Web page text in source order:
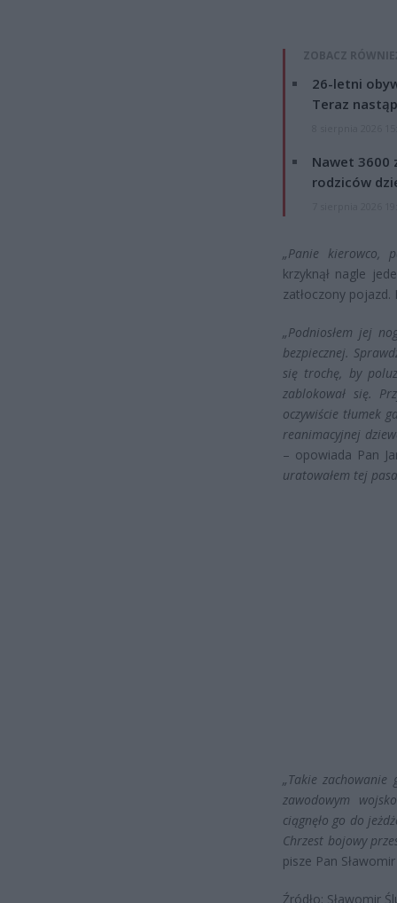
ZOBACZ
26-letni
Teraz
Nawet 3600
rodziców
„Panie kierowco,
krzyknął nagle
zatłoczony pojazd.
„Podniosłem jej
bezpiecznej.
się trochę, by
zablokował się.
oczywiście tłumek
reanimacyjnej
– opowiada Pan
uratowałem tej
„Takie
zawodowym
ciągnęło go do
Chrzest bojowy
pisze Pan
Źródło: Sławomir